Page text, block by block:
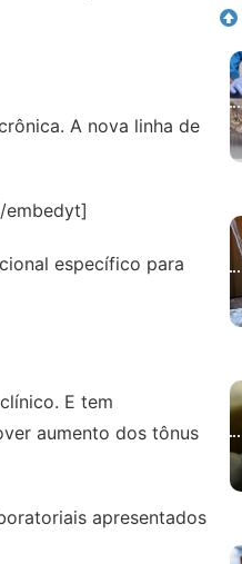
A nova linha de
embedyt]
específico para
E tem
aumento dos tônus
apresentados